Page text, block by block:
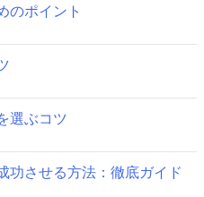
のポイント
選ぶコツ
功させる方法：徹底ガイド